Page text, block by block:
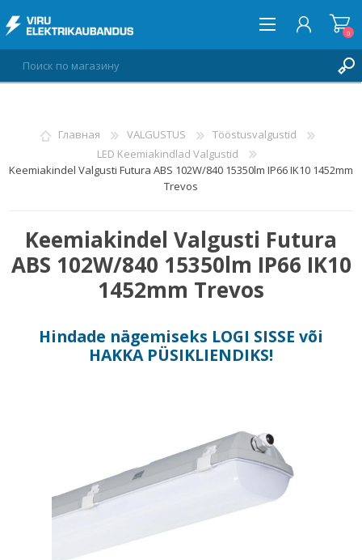
ВОЙТИ
СПИСОК ПОЖЕЛАНИЙ 0
0
Главная VALGUSTUS
Tööstusvalgustid
LED Keemiakindlad Valgustid
Keemiakindel Valgusti Futura ABS 102W/840 15350lm IP66 IK10 1452mm
Trevos
Keemiakindel Valgusti Futura
ABS 102W/840 15350lm IP66 IK10
1452mm Trevos
Hindade nägemiseks LOGI SISSE või
HAKKA PÜSIKLIENDIKS!